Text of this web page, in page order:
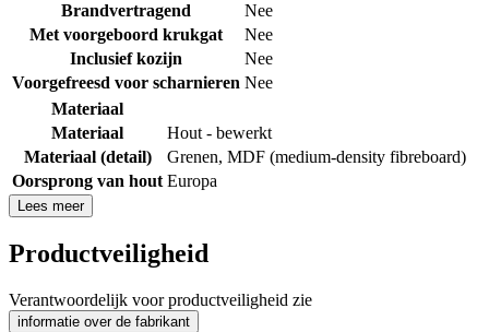
Brandvertragend
Nee
Met voorgeboord krukgat
Nee
Inclusief kozijn
Nee
Voorgefreesd voor scharnieren Nee
Materiaal
Materiaal
Hout - bewerkt
Materiaal (detail)
Grenen, MDF (medium-density fibreboard)
Oorsprong van hout Europa
Lees meer
Productveiligheid
Verantwoordelijk voor productveiligheid zie
informatie over de fabrikant